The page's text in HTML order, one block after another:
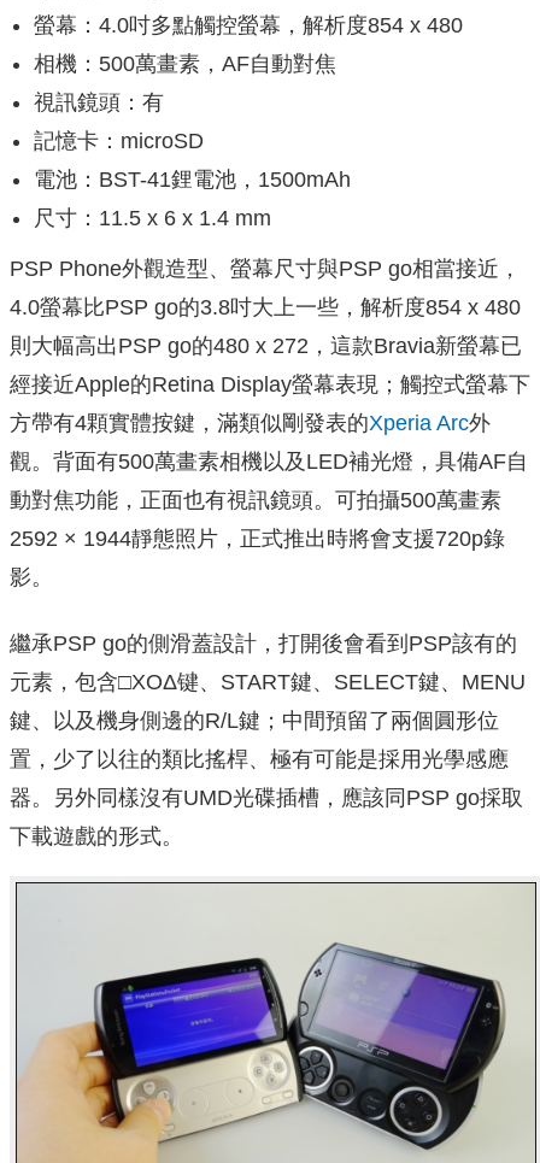
螢幕：4.0吋多點觸控螢幕，解析度854 x 480
相機：500萬畫素，AF自動對焦
視訊鏡頭：有
記憶卡：microSD
電池：BST-41鋰電池，1500mAh
尺寸：11.5 x 6 x 1.4 mm
PSP Phone外觀造型、螢幕尺寸與PSP go相當接近，
4.0螢幕比PSP go的3.8吋大上一些，解析度854 x 480
則大幅高出PSP go的480 x 272，這款Bravia新螢幕已
經接近Apple的Retina Display螢幕表現；觸控式螢幕下
方帶有4顆實體按鍵，滿類似剛發表的Xperia Arc外
觀。背面有500萬畫素相機以及LED補光燈，具備AF自
動對焦功能，正面也有視訊鏡頭。可拍攝500萬畫素
2592 × 1944靜態照片，正式推出時將會支援720p錄
影。
繼承PSP go的側滑蓋設計，打開後會看到PSP該有的
元素，包含□XOΔ键、START鍵、SELECT鍵、MENU
鍵、以及機身側邊的R/L鍵；中間預留了兩個圓形位
置，少了以往的類比搖桿、極有可能是採用光學感應
器。另外同樣沒有UMD光碟插槽，應該同PSP go採取
下載遊戲的形式。